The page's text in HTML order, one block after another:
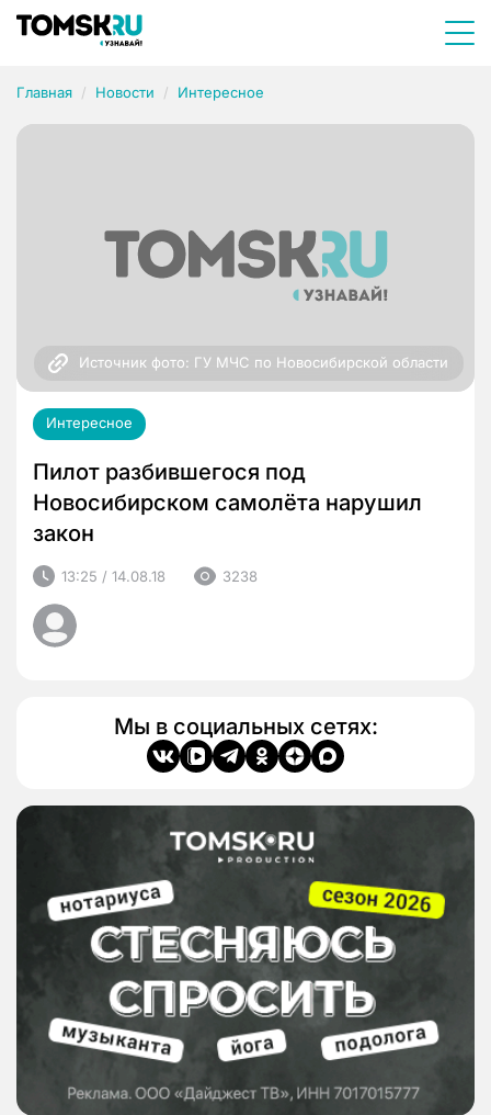
Главная Новости Интересное
Источник фото: ГУ МЧС по Новосибирской области
Интересное
Пилот разбившегося под
Новосибирском самолёта нарушил
закон
13:25 / 14.08.18 3238
Мы в социальных сетях: